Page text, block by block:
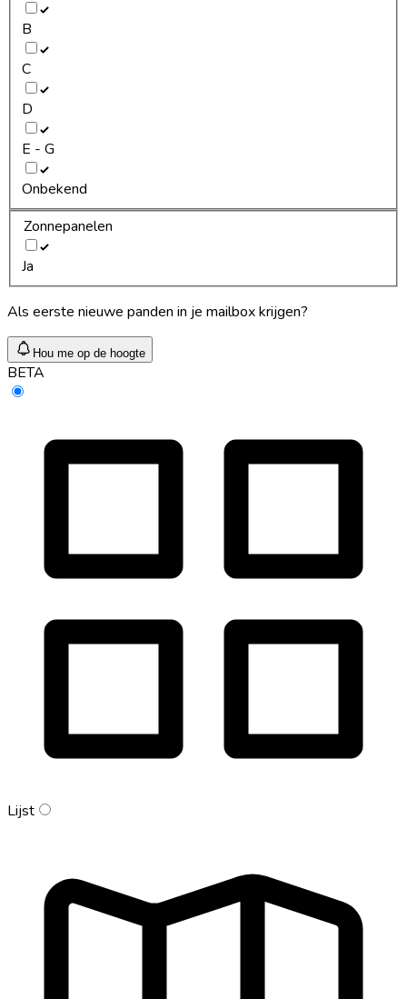
B
C
D
E - G
Onbekend
Zonnepanelen
Ja
Als eerste nieuwe panden in je mailbox krijgen?
Hou me op de hoogte
BETA
Lijst